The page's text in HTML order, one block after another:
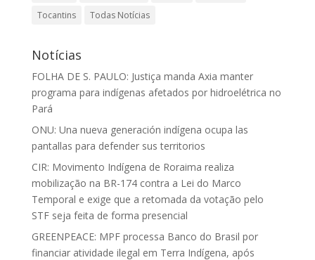
Tocantins
Todas Notícias
Notícias
FOLHA DE S. PAULO: Justiça manda Axia manter
programa para indígenas afetados por hidroelétrica no
Pará
ONU: Una nueva generación indígena ocupa las
pantallas para defender sus territorios
CIR: Movimento Indígena de Roraima realiza
mobilização na BR-174 contra a Lei do Marco
Temporal e exige que a retomada da votação pelo
STF seja feita de forma presencial
GREENPEACE: MPF processa Banco do Brasil por
financiar atividade ilegal em Terra Indígena, após